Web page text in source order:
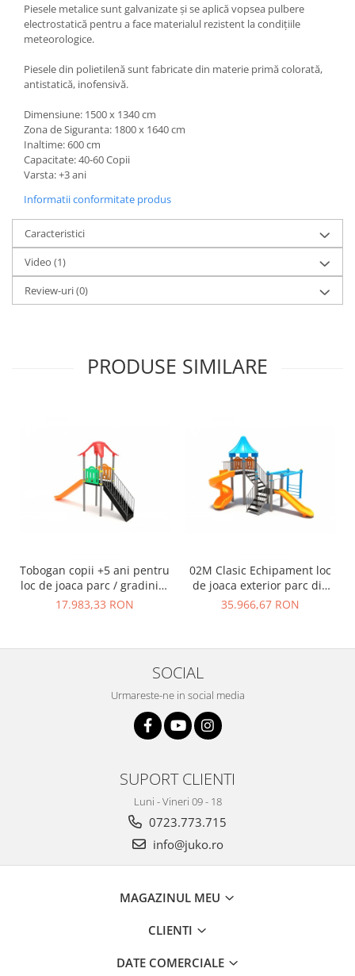
Piesele metalice sunt galvanizate și se aplică vopsea pulbere
electrostatică pentru a face materialul rezistent la condițiile
meteorologice.
Piesele din polietilenă sunt fabricate din materie primă colorată,
antistatică, inofensivă.
Dimensiune: 1500 x 1340 cm
Zona de Siguranta: 1800 x 1640 cm
Inaltime: 600 cm
Capacitate: 40-60 Copii
Varsta: +3 ani
Informatii conformitate produs
Caracteristici
Video (1)
Review-uri(0)
PRODUSE SIMILARE
Tobogan copii +5 ani pentru
loc de joaca parc / gradinita
- 01M
17.983,33 RON
02M Clasic Echipament loc
de joaca exterior parc din
metal cu Scara 2 Tobogane
35.966,67 RON
SOCIAL
Urmareste-ne in social media
SUPORT CLIENTI
Luni - Vineri 09 - 18
0723.773.715
info@juko.ro
MAGAZINUL MEU
CLIENTI
DATE COMERCIALE